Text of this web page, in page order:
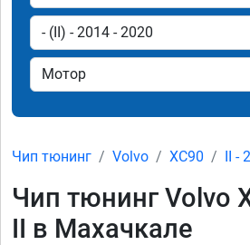
Чип тюнинг Volvo XC90 II -
Чип тюнинг Volvo
II в Махачкале